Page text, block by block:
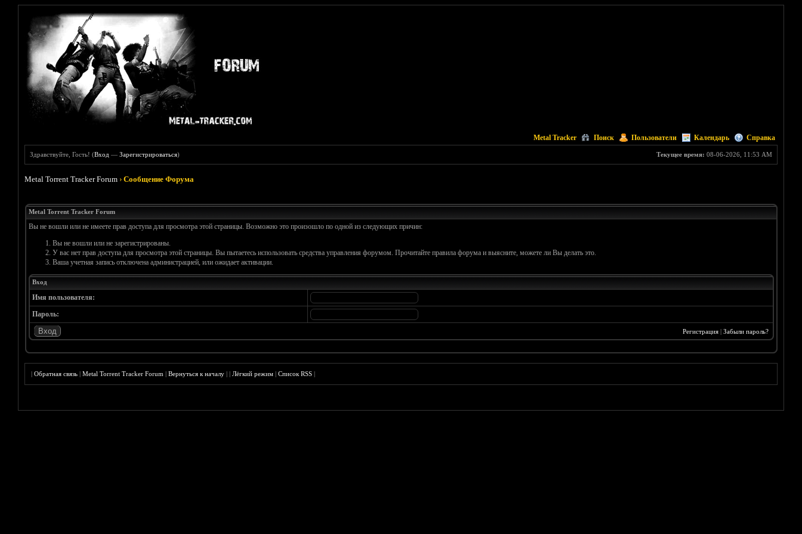
Metal Tracker Поиск Пользователи Календарь Справка
Текущее время: 08-06-2026, 11:53 AM
Здравствуйте, Гость! (Вход —Зарегистрироваться)
Metal Torrent Tracker Forum ›Сообщение Форума
Metal Torrent Tracker Forum
Вы не вошли или не имеете прав доступа для просмотра этой страницы. Возможно это произошло по одной из следующих причин:
Вы не вошли или не зарегистрированы.
У вас нет прав доступа для просмотра этой страницы. Вы пытаетесь использовать средства управления форумом. Прочитайте правила форума и выясните, можете ли Вы делать это.
Ваша учетная запись отключена администрацией, или ожидает активации.
Вход
Имя пользователя:
Пароль:
Регистрация| Забыли пароль?
|Обратная связь |Metal Torrent Tracker Forum |Вернуться к началу ||Лёгкий режим |Список RSS |